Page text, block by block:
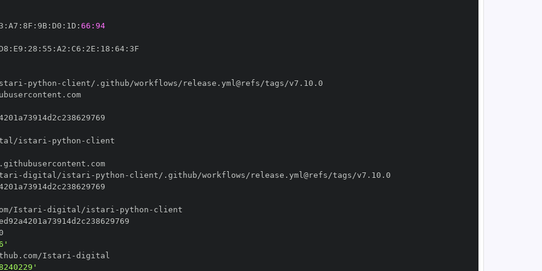
: A7 : 8F : 9B: D0 : 1D : 66:94
: E9 : 28 : 55 : A2 : C6 : 2E : 18 : 64:
- python -
//token.actions.githubusercontent.com
istari - python -
//token.actions.githubusercontent.com
-digital/istari - python -
Istari -digital/istari - python -
Istari -